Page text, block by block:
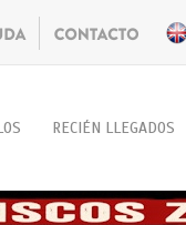
RECIÉN LLEGADOS